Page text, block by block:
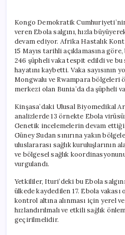
Kongo Demokratik
veren Ebola salgını, hızla
devam ediyor. Afrika Hastalık
15 Mayıs tarihli açıklamasına
246 şüpheli vaka tespit edildi ve bu
hayatını kaybetti. Vaka sayısının
Mongwalu ve Rwampara bölgeleri
merkezi olan Bunia’da da şüpheli
Kinşasa’daki Ulusal Biyomedikal
analizlerde 13 örnekte Ebola
Genetik incelemelerin devam
Güney Sudan sınırına yakın
uluslararası sağlık kuruluşlarının
ve bölgesel sağlık
vurgulandı.
Yetkililer, Ituri’deki bu Ebola
ülkede kaydedilen 17. Ebola vakası
kontrol altına alınması için yerel
hızlandırılmalı ve etkili sağlık
geçirilmelidir.